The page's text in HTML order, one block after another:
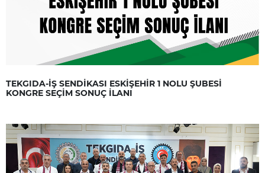
TEKGIDA-İŞ SENDİKASI ESKİŞEHİR 1 NOLU ŞUBESİ
KONGRE SEÇİM SONUÇ İLANI